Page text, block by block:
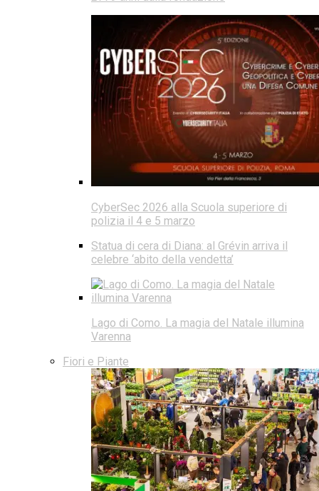
CyberSec 2026 alla Scuola superiore di
polizia il 4 e 5 marzo
Statua di cera di Diana: al Grévin arriva il
celebre ‘abito della vendetta’
Lago di Como. La magia del Natale illumina
Varenna
Fiori e Piante